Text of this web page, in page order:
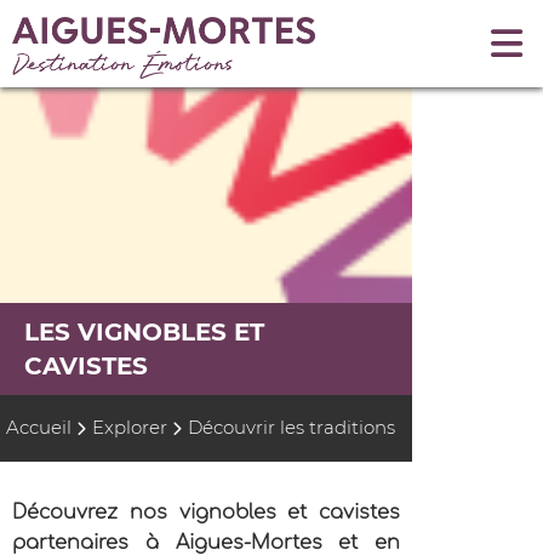
LES VIGNOBLES ET
CAVISTES
Accueil Explorer Découvrir les traditions
Découvrez nos vignobles et cavistes
partenaires à Aigues-Mortes et en